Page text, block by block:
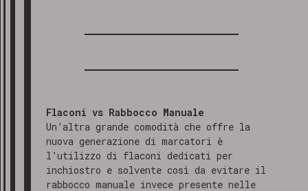
Flaconi vs Rabbocco Manuale
Un’altra grande comodità che offre la
nuova generazione di marcatori è
l’utilizzo di flaconi dedicati per
inchiostro e solvente così da evitare il
rabbocco manuale invece presente nelle